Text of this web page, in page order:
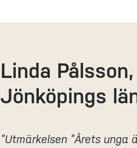
Linda
Jönköpings
”Utmärkelsen ”Årets